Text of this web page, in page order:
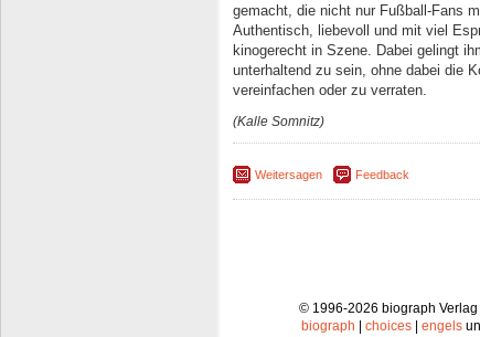
gemacht, die nicht nur Fußball-Fans
Authentisch, liebevoll und mit viel
kinogerecht in Szene. Dabei gelingt
unterhaltend zu sein, ohne dabei die
vereinfachen oder zu verraten.
(Kalle Somnitz)
Weitersagen Feedback
© 1996-2026 biograph Verlag |
biograph
choices engels